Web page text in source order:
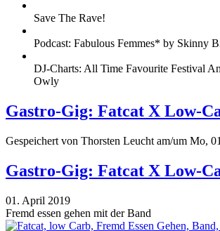
Save The Rave!
Podcast: Fabulous Femmes* by Skinny
DJ-Charts: All Time Favourite Festival
Owly
Gastro-Gig: Fatcat X Low-
Gespeichert von Thorsten Leucht am/um Mo,
Gastro-Gig: Fatcat X Low-
01. April 2019
Fremd essen gehen mit der Band